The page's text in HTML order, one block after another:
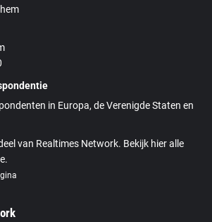
in Europa, de Verenigde Staten en
van Realtimes Network. Bekijk hier alle